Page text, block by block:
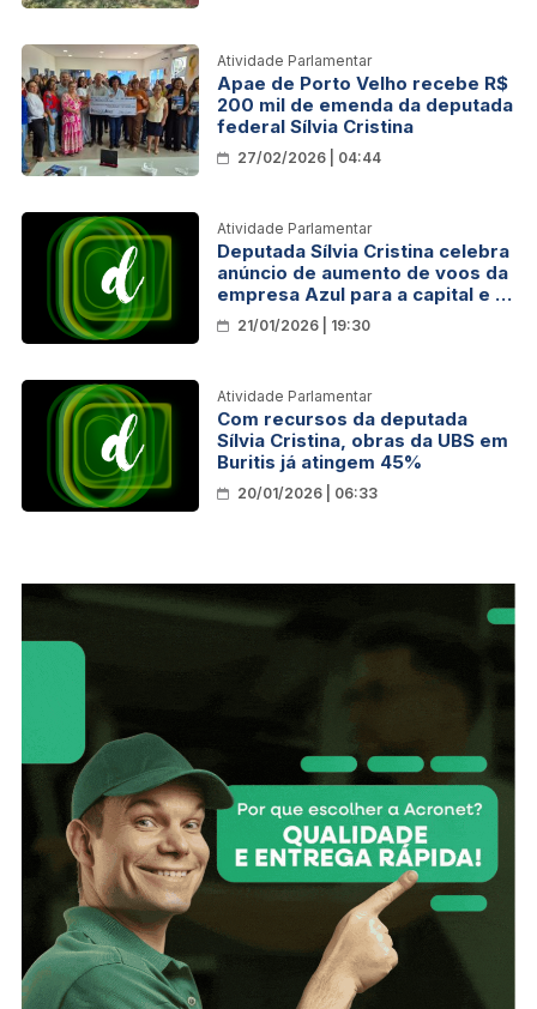
Atividade Parlamentar
Apae de Porto Velho recebe R$
200 mil de emenda da deputada
federal Sílvia Cristina
27/02/2026 | 04:44
Atividade Parlamentar
Deputada Sílvia Cristina celebra
anúncio de aumento de voos da
empresa Azul para a capital e o
interior
21/01/2026 | 19:30
Atividade Parlamentar
Com recursos da deputada
Sílvia Cristina, obras da UBS em
Buritis já atingem 45%
20/01/2026 | 06:33